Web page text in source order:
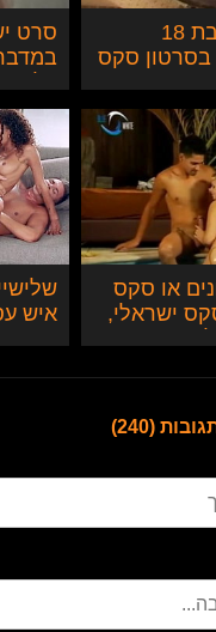
ישראלית בת 18
סקס
ישראלים
סרט
או סקס
ישראלי,
(240)